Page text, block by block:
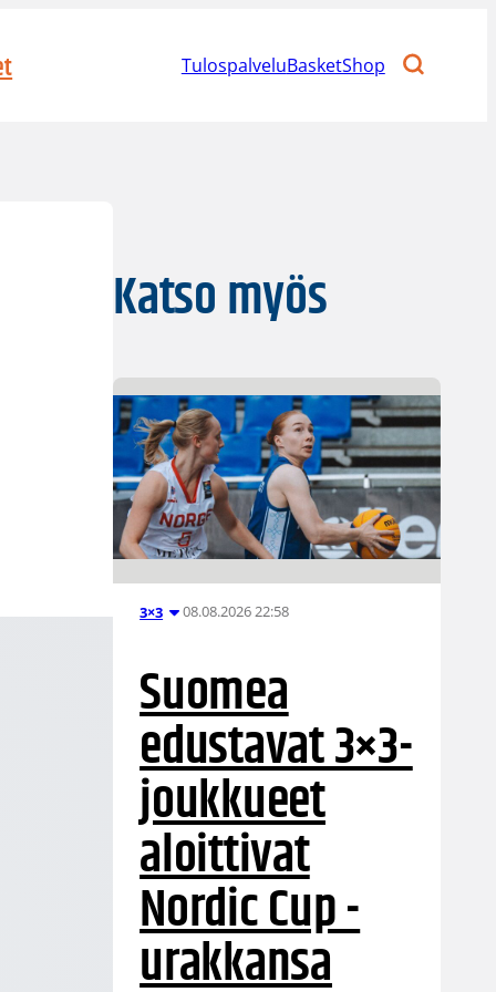
TulospalveluBasketShop
Katso myös
3×3 08.08.2026 22:58
Suomea
edustavat 3×3-
joukkueet
aloittivat
Nordic Cup -
urakkansa